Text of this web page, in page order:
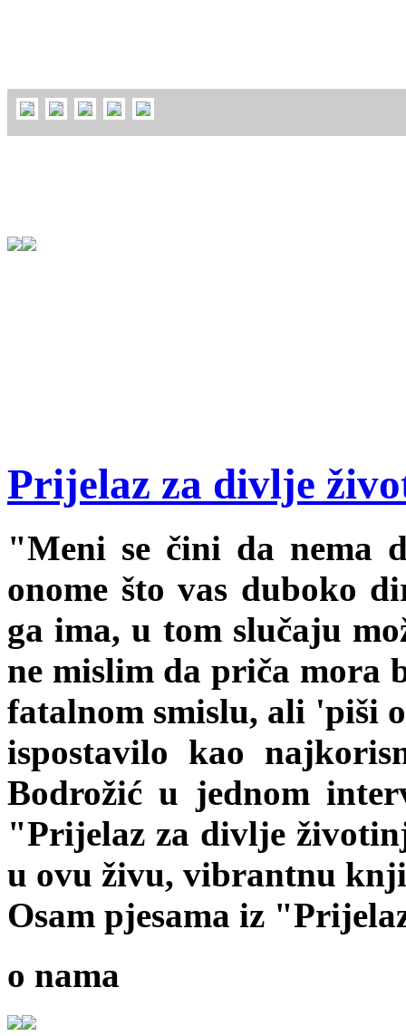
Prijelaz za divlje
"Meni se čini da nema
onome što vas duboko
ga ima, u tom slučaju
ne mislim da priča mora
fatalnom smislu, ali 'piši
ispostavilo kao
Bodrožić u jednom
"Prijelaz za divlje
u ovu živu, vibrantnu
Osam pjesama iz
o nama